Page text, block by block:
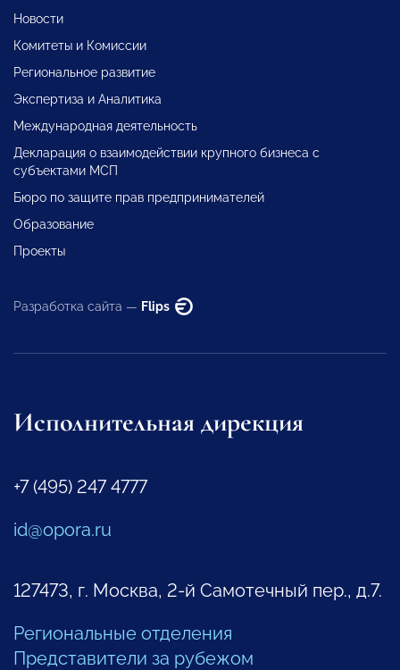
Новости
Комитеты и Комиссии
Региональное развитие
Экспертиза и Аналитика
Международная деятельность
Декларация о взаимодействии крупного бизнеса с
субъектами МСП
Бюро по защите прав предпринимателей
Образование
Проекты
Разработка сайта — Flips
Исполнительная дирекция
+7 (495) 247 4777
id@opora.ru
127473, г. Москва, 2-й Самотечный пер., д.7.
Региональные отделения
Представители за рубежом